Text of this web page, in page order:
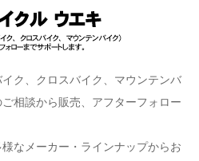
ク、クロスバイク、マウンテンバ
相談から販売、アフターフォロー
なメーカー・ラインナップからお